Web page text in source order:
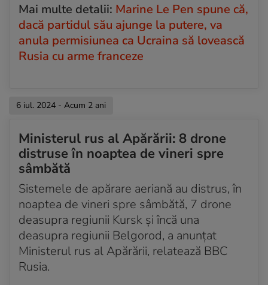
Mai multe detalii: Marine Le Pen spune că,
dacă partidul său ajunge la putere, va
anula permisiunea ca Ucraina să lovească
Rusia cu arme franceze
6 iul. 2024 - Acum 2 ani
Ministerul rus al Apărării: 8 drone
distruse în noaptea de vineri spre
sâmbătă
Sistemele de apărare aeriană au distrus, în
noaptea de vineri spre sâmbătă, 7 drone
deasupra regiunii Kursk și încă una
deasupra regiunii Belgorod, a anunțat
Ministerul rus al Apărării, relatează BBC
Rusia.